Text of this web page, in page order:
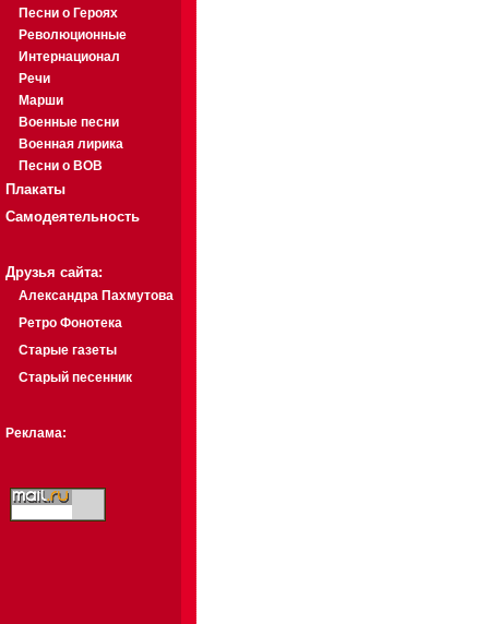
Песни о Героях
Революционные
Интернационал
Речи
Марши
Военные песни
Военная лирика
Песни о ВОВ
Плакаты
Самодеятельность
Друзья сайта:
Александра Пахмутова
Ретро Фонотека
Старые газеты
Старый песенник
Реклама: